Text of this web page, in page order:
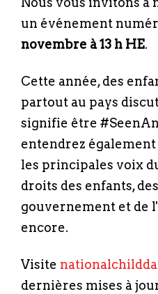
un événement
novembre à 13 h HE.
Cette année, des
partout au pays
signifie être
entendrez
les principales voix
droits des enfants,
gouvernement et de
encore.
Visite
dernières mises à